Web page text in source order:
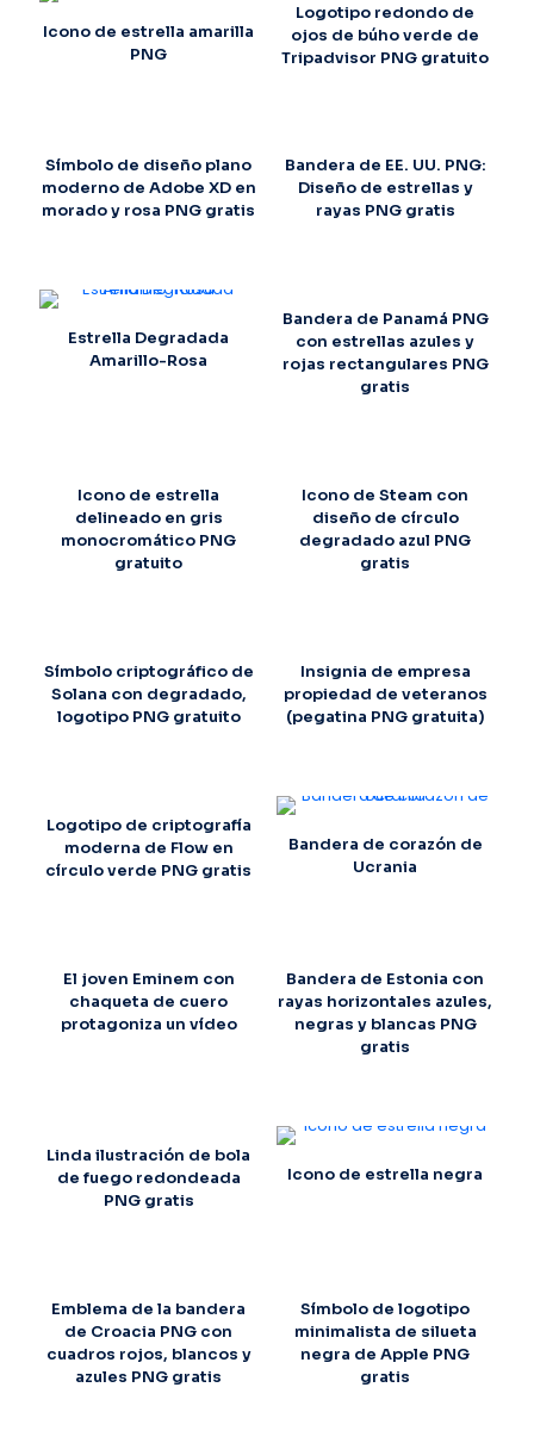
Icono de estrella amarilla
PNG
Logotipo redondo de
ojos de búho verde de
Tripadvisor PNG gratuito
Símbolo de diseño plano
moderno de Adobe XD en
morado y rosa PNG gratis
Bandera de EE. UU. PNG:
Diseño de estrellas y
rayas PNG gratis
Estrella Degradada
Amarillo-Rosa
Bandera de Panamá PNG
con estrellas azules y
rojas rectangulares PNG
gratis
Icono de estrella
delineado en gris
monocromático PNG
gratuito
Icono de Steam con
diseño de círculo
degradado azul PNG
gratis
Símbolo criptográfico de
Solana con degradado,
logotipo PNG gratuito
Insignia de empresa
propiedad de veteranos
(pegatina PNG gratuita)
Logotipo de criptografía
moderna de Flow en
círculo verde PNG gratis
Bandera de corazón de
Ucrania
El joven Eminem con
chaqueta de cuero
protagoniza un vídeo
Bandera de Estonia con
rayas horizontales azules,
negras y blancas PNG
gratis
Linda ilustración de bola
de fuego redondeada
PNG gratis
Icono de estrella negra
Emblema de la bandera
de Croacia PNG con
cuadros rojos, blancos y
azules PNG gratis
Símbolo de logotipo
minimalista de silueta
negra de Apple PNG
gratis